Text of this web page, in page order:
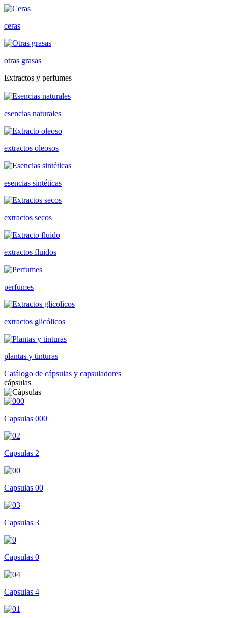
ceras
otras grasas
Extractos y perfumes
esencias naturales
extractos oleosos
esencias sintéticas
extractos secos
extractos fluidos
perfumes
extractos glicólicos
plantas y tinturas
Catálogo de cápsulas y capsuladores
cápsulas
Capsulas 000
Capsulas 2
Capsulas 00
Capsulas 3
Capsulas 0
Capsulas 4